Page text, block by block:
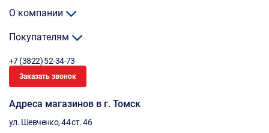
О компании
Покупателям
+7 (3822) 52-34-73
Заказать звонок
Адреса магазинов в г. Томск
ул. Шевченко, 44 ст. 46